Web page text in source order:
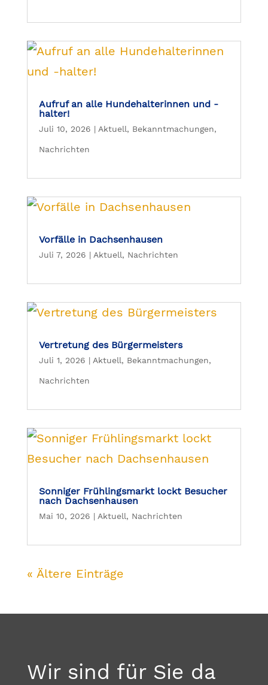
Aufruf an alle Hundehalterinnen und -
halter!
Juli 10, 2026 | Aktuell, Bekanntmachungen,
Nachrichten
Vorfälle in Dachsenhausen
Juli 7, 2026 | Aktuell, Nachrichten
Vertretung des Bürgermeisters
Juli 1, 2026 | Aktuell, Bekanntmachungen,
Nachrichten
Sonniger Frühlingsmarkt lockt Besucher
nach Dachsenhausen
Mai 10, 2026 | Aktuell, Nachrichten
« Ältere Einträge
Wir sind für Sie da